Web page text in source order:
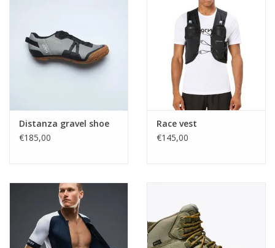
Distanza gravel shoe
€185,00
Race vest
€145,00